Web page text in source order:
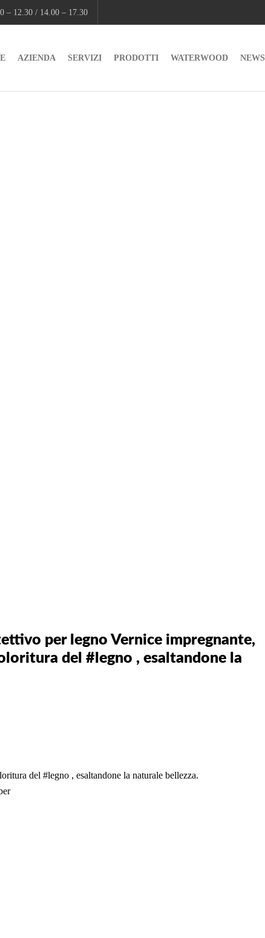
– 12.30 / 14.00 – 17.30
AZIENDA SERVIZI PRODOTTI WATERWOOD NEWS
per legno Vernice impregnante,
del #legno , esaltandone la
del #legno , esaltandone la naturale bellezza.